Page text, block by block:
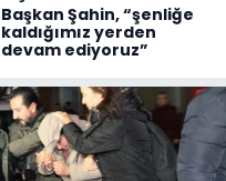
Başkan Şahin, “şenliğe
kaldığımız yerden
devam ediyoruz”